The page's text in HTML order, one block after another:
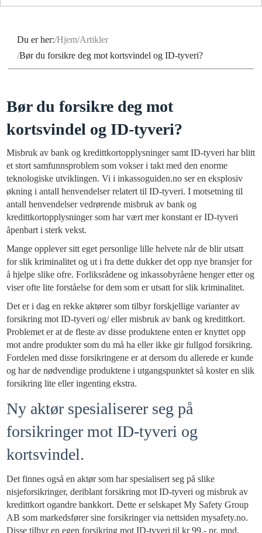
Du er her: Hjem Artikler
Bør du forsikre deg mot kortsvindel og ID-tyveri?
Bør du forsikre deg mot
kortsvindel og ID-tyveri?
Misbruk av bank og kredittkortopplysninger samt ID-tyveri har blitt
et stort samfunnsproblem som vokser i takt med den enorme
teknologiske utviklingen. Vi i inkassoguiden.no ser en eksplosiv
økning i antall henvendelser relatert til ID-tyveri. I motsetning til
antall henvendelser vedrørende misbruk av bank og
kredittkortopplysninger som har vært mer konstant er ID-tyveri
åpenbart i sterk vekst.
Mange opplever sitt eget personlige lille helvete når de blir utsatt
for slik kriminalitet og ut i fra dette dukker det opp nye bransjer for
å hjelpe slike ofre. Forliksrådene og inkassobyråene henger etter og
viser ofte lite forståelse for dem som er utsatt for slik kriminalitet.
Det er i dag en rekke aktører som tilbyr forskjellige varianter av
forsikring mot ID-tyveri og/ eller misbruk av bank og kredittkort.
Problemet er at de fleste av disse produktene enten er knyttet opp
mot andre produkter som du må ha eller ikke gir fullgod forsikring.
Fordelen med disse forsikringene er at dersom du allerede er kunde
og har de nødvendige produktene i utgangspunktet så koster en slik
forsikring lite eller ingenting ekstra.
Ny aktør spesialiserer seg på
forsikringer mot ID-tyveri og
kortsvindel.
Det finnes også en aktør som har spesialisert seg på slike
nisjeforsikringer, deriblant forsikring mot ID-tyveri og misbruk av
kredittkort ogandre bankkort. Dette er selskapet My Safety Group
AB som markedsfører sine forsikringer via nettsiden mysafety.no.
Disse tilbyr en egen forsikring mot ID-tyveri til kr 99,- pr. mnd.